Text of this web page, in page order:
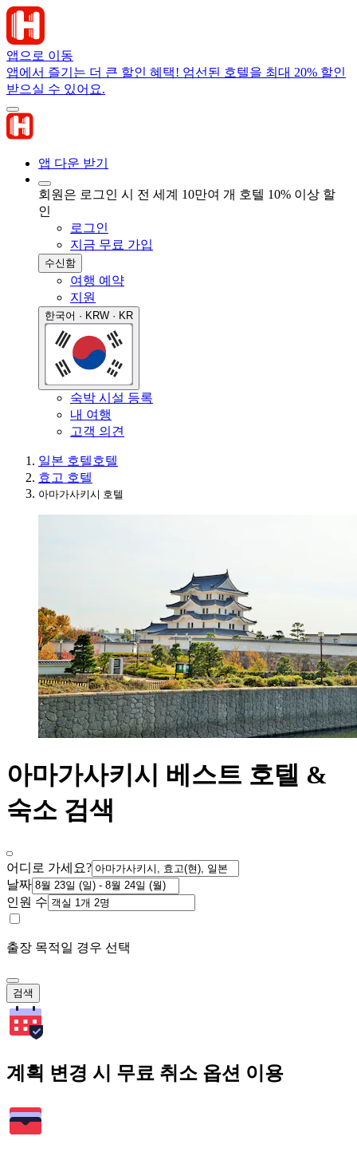
앱으로 이동
앱에서 즐기는 더 큰 할인 혜택! 엄선된 호텔을 최대 20% 할인
받으실 수 있어요.
앱 다운 받기
회원은 로그인 시 전 세계 10만여 개 호텔 10% 이상 할
인
로그인
지금 무료 가입
수신함
여행 예약
지원
한국어 · KRW · KR
숙박 시설 등록
내 여행
고객 의견
일본 호텔호텔
효고 호텔
아마가사키시 호텔
아마가사키시 베스트 호텔 &
숙소 검색
어디로 가세요?
날짜
인원 수
출장 목적일 경우 선택
검색
계획 변경 시 무료 취소 옵션 이용